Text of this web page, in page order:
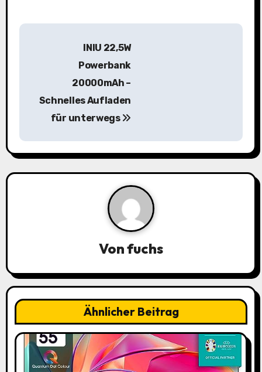
B
a
g
v
i
g
a
INIU 22,5W
Powerbank
20000mAh –
Schnelles Aufladen
für unterwegs
Vonfuchs
Ähnlicher Beitrag